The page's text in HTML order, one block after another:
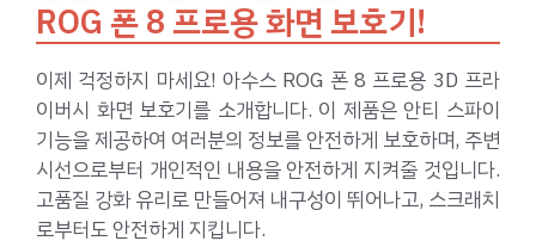
ROG 폰 8 프로용 화면 보호기!
이제 걱정하지 마세요! 아수스 ROG 폰 8 프로용 3D 프라
이버시 화면 보호기를 소개합니다. 이 제품은 안티 스파이
기능을 제공하여 여러분의 정보를 안전하게 보호하며, 주변
시선으로부터 개인적인 내용을 안전하게 지켜줄 것입니다.
고품질 강화 유리로 만들어져 내구성이 뛰어나고, 스크래치
로부터도 안전하게 지킵니다.